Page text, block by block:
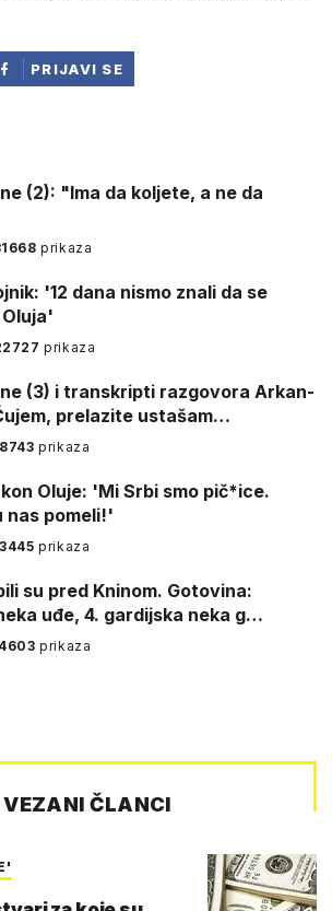
PRIJAVI SE
(2): "Ima da koljete, a ne da
prikaza
'12 dana nismo znali da se
prikaza
(3) i transkripti razgovora Arkan-
prelazite ustašam…
prikaza
Oluje: 'Mi Srbi smo pič*ice.
nas pomeli!'
prikaza
Gotovina:
uđe, 4. gardijska neka g…
prikaza
VEZANI ČLANCI